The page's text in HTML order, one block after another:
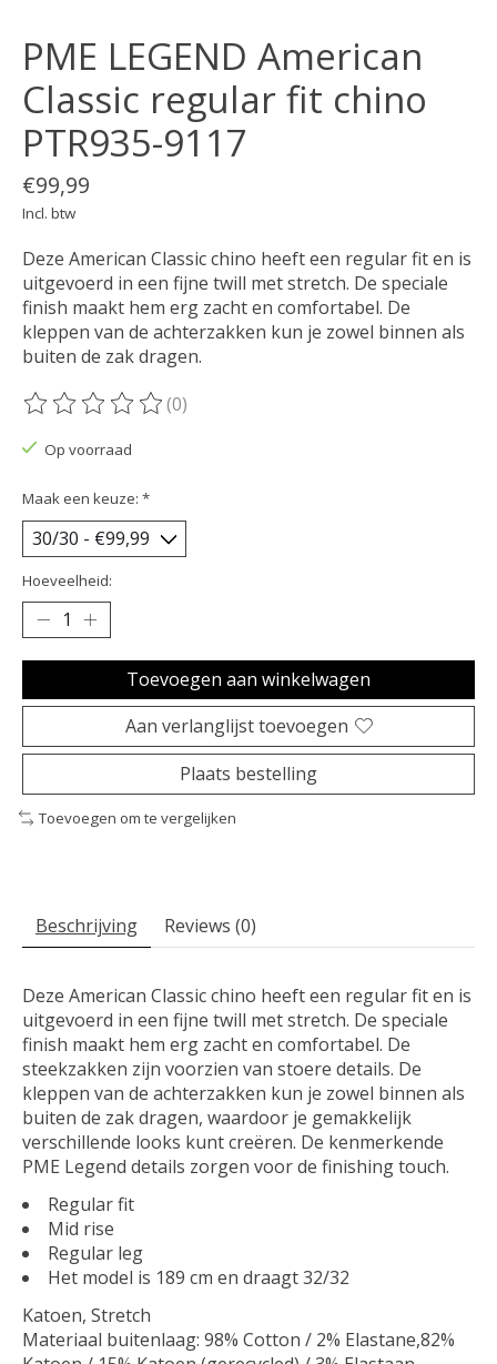
PME LEGEND American
Classic regular fit chino
PTR935-9117
€99,99
Incl. btw
Deze American Classic chino heeft een regular fit en is
uitgevoerd in een fijne twill met stretch. De speciale
finish maakt hem erg zacht en comfortabel. De
kleppen van de achterzakken kun je zowel binnen als
buiten de zak dragen.
De beoordeling van dit product is
(0)
Op voorraad
Maak een keuze: *
Hoeveelheid:
Toevoegen aan winkelwagen
Aan verlanglijst toevoegen
Plaats bestelling
Toevoegen om te vergelijken
Beschrijving Reviews (0)
Deze American Classic chino heeft een regular fit en is
uitgevoerd in een fijne twill met stretch. De speciale
finish maakt hem erg zacht en comfortabel. De
steekzakken zijn voorzien van stoere details. De
kleppen van de achterzakken kun je zowel binnen als
buiten de zak dragen, waardoor je gemakkelijk
verschillende looks kunt creëren. De kenmerkende
PME Legend details zorgen voor de finishing touch.
Regular fit
Mid rise
Regular leg
Het model is 189 cm en draagt 32/32
Katoen, Stretch
Materiaal buitenlaag: 98% Cotton / 2% Elastane,82%